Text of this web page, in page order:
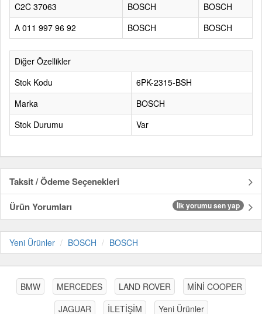
C2C 37063
BOSCH
BOSCH
A 011 997 96 92
BOSCH BOSCH
Diğer Özellikler
Stok Kodu
6PK-2315-BSH
Marka
BOSCH
Stok Durumu
Var
Taksit / Ödeme Seçenekleri
Ürün Yorumları
İlk yorumu sen yap
Yeni Ürünler BOSCH BOSCH
BMW MERCEDES LAND ROVER
MİNİ COOPER
JAGUAR
İLETİŞİM Yeni Ürünler